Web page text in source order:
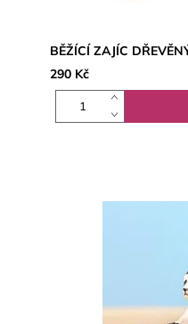
BĚŽÍCÍ ZAJÍC
290 Kč